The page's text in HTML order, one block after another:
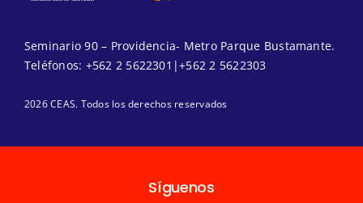
Seminario 90 – Providencia- Metro Parque Bustamante.
Teléfonos: +562 2 5622301 |+562 2 5622303
2026 CEAS. Todos los derechos reservados
Síguenos